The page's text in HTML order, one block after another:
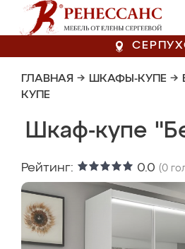
ГЛАВНАЯ → ШКАФЫ-КУПЕ →
КУПЕ
Шкаф-купе
Рейтинг: 0.0 (0